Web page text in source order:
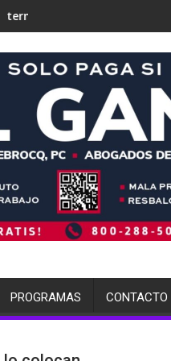
por múltiples cargos
PROGRAMAS CONTACTO